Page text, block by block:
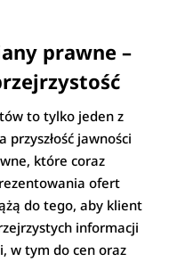
prawne –
to tylko jeden z
przyszłość jawności
które coraz
ofert
do tego, aby klient
informacji
w tym do cen oraz